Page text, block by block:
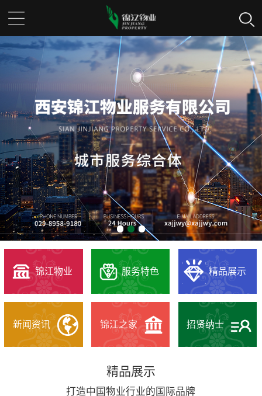
锦江物业 服务特色 精品展示
新闻资讯 锦江之家 招贤纳士
精品展示
打造中国物业行业的国际品牌